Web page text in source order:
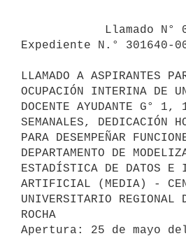
Expediente N.° 301640-
LLAMADO A ASPIRANTES
OCUPACIÓN INTERINA DE
DOCENTE AYUDANTE G° 1,
SEMANALES, DEDICACIÓN
PARA DESEMPEÑAR
DEPARTAMENTO DE
ESTADÍSTICA DE DATOS E
ARTIFICIAL (MEDIA) -
UNIVERSITARIO REGIONAL
ROCHA
Apertura: 25 de mayo